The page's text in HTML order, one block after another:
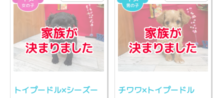
トイプードル×シーズー チワワ×トイプードル